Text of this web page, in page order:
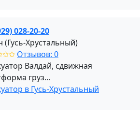
028-20-20
(Гусь-Хрустальный)
Отзывов: 0
Валдай, сдвижная
груз...
в Гусь-Хрустальный